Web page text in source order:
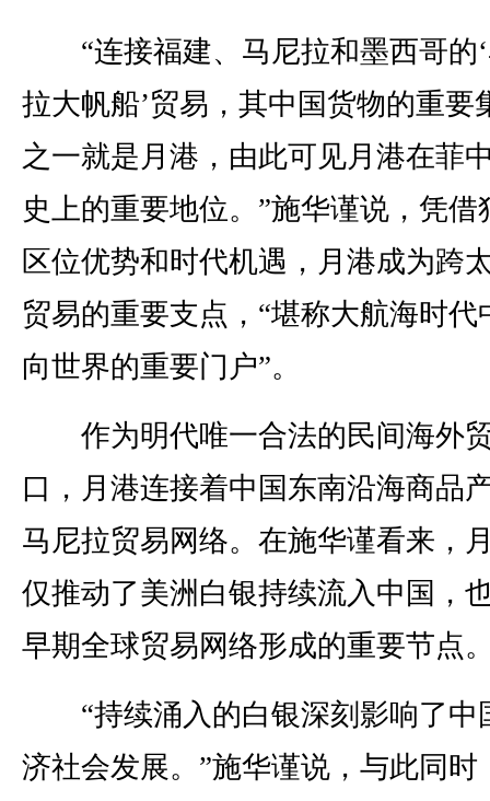
“连接福建、马尼拉和墨西哥的
拉大帆船’贸易，其中国货物的重要
之一就是月港，由此可见月港在菲
史上的重要地位。”施华谨说，凭借
区位优势和时代机遇，月港成为跨
贸易的重要支点，“堪称大航海时代
向世界的重要门户”。
作为明代唯一合法的民间海外
口，月港连接着中国东南沿海商品
马尼拉贸易网络。在施华谨看来，
仅推动了美洲白银持续流入中国，
早期全球贸易网络形成的重要节点
“持续涌入的白银深刻影响了中
济社会发展。”施华谨说，与此同时